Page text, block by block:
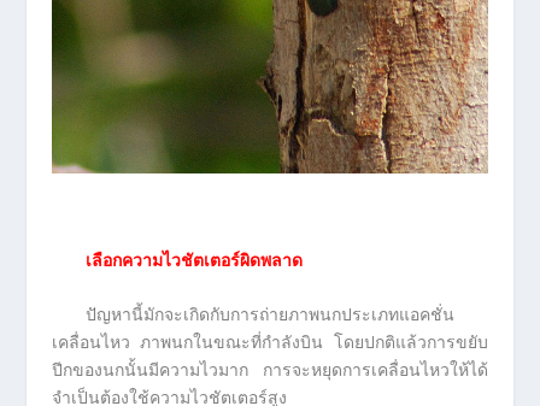
เลือกความไวชัตเตอร์ผิดพลาด
ปัญหานี้มักจะเกิดกับการถ่ายภาพนกประเภทแอคชั่น
เคลื่อนไหว ภาพนกในขณะที่กำลังบิน โดยปกติแล้วการขยับ
ปีกของนกนั้นมีความไวมาก การจะหยุดการเคลื่อนไหวให้ได้
จำเป็นต้องใช้ความไวชัตเตอร์สูง